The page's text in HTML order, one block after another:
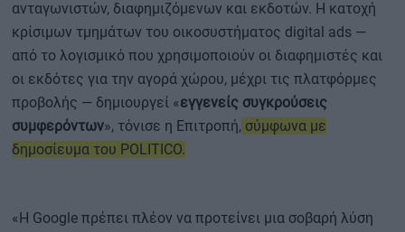
ανταγωνιστών, διαφημιζόμενων και εκδοτών. Η κατοχή
κρίσιμων τμημάτων του οικοσυστήματος digital ads —
από το λογισμικό που χρησιμοποιούν οι διαφημιστές και
οι εκδότες για την αγορά χώρου, μέχρι τις πλατφόρμες
προβολής — δημιουργεί «εγγενείς συγκρούσεις
συμφερόντων», τόνισε η Επιτροπή, σύμφωνα με
δημοσίευμα του POLITICO.
«Η Google πρέπει πλέον να προτείνει μια σοβαρή λύση